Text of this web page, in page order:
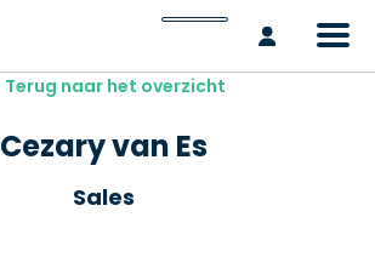
Terug naar het overzicht
Cezary van Es
Sales